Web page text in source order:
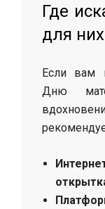
Где
для
Если вам
Дню